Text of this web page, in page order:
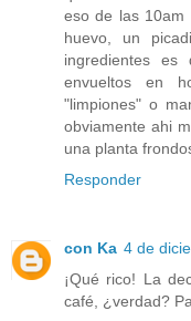
eso de las 10am
huevo, un
ingredientes es
envueltos en
"limpiones" o
obviamente ahi
una planta
Responder
con Ka 4 de
¡Qué rico! La
café, ¿verdad?